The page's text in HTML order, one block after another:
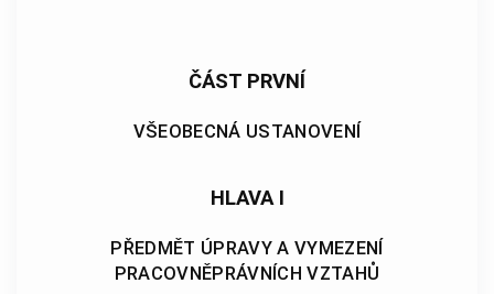
ČÁST PRVNÍ
VŠEOBECNÁ USTANOVENÍ
HLAVA I
PŘEDMĚT ÚPRAVY A VYMEZENÍ
PRACOVNĚPRÁVNÍCH VZTAHŮ